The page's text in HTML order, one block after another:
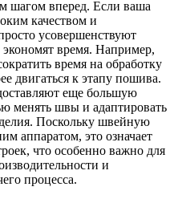
шагом вперед. Если ваша
качеством и
усовершенствуют
время. Например,
время на обработку
двигаться к этапу пошива.
еще большую
менять швы и адаптировать
Поскольку швейную
аппаратом, это означает
что особенно важно для
и
процесса.